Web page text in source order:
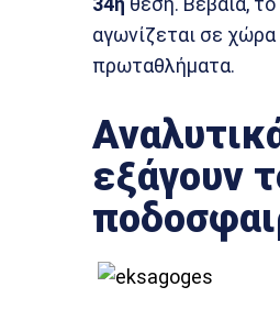
αγωνίζεται σε
πρωταθλήματα.
εξάγουν